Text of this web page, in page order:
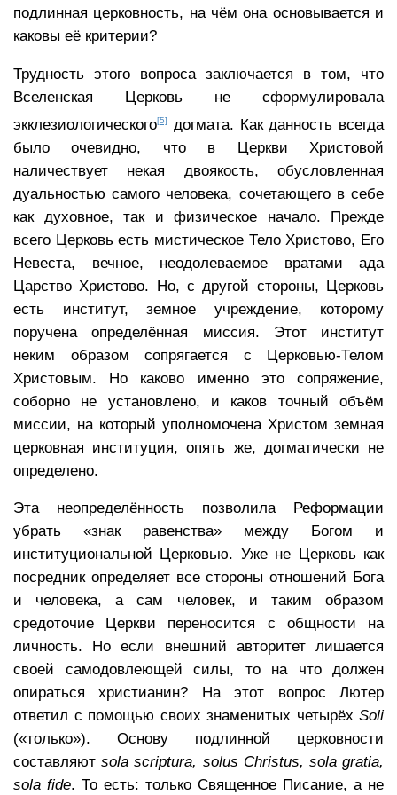
подлинная церковность, на чём она основывается и
каковы её критерии?
Трудность этого вопроса заключается в том, что
Вселенская Церковь не сформулировала
экклезиологического[5]
догмата. Как данность всегда
было очевидно, что в Церкви Христовой
наличествует некая двоякость, обусловленная
дуальностью самого человека, сочетающего в себе
как духовное, так и физическое начало. Прежде
всего Церковь есть мистическое Тело Христово, Его
Невеста, вечное, неодолеваемое вратами ада
Царство Христово. Но, с другой стороны, Церковь
есть институт, земное учреждение, которому
поручена определённая миссия. Этот институт
неким образом сопрягается с Церковью-Телом
Христовым. Но каково именно это сопряжение,
соборно не установлено, и каков точный объём
миссии, на который уполномочена Христом земная
церковная институция, опять же, догматически не
определено.
Эта неопределённость позволила Реформации
убрать «знак равенства» между Богом и
институциональной Церковью. Уже не Церковь как
посредник определяет все стороны отношений Бога
и человека, а сам человек, и таким образом
средоточие Церкви переносится с общности на
личность. Но если внешний авторитет лишается
своей самодовлеющей силы, то на что должен
опираться христианин? На этот вопрос Лютер
ответил с помощью своих знаменитых четырёх Soli
(«только»). Основу подлинной церковности
составляютsola scriptura, solus Christus, sola gratia,
sola fide. То есть: только Священное Писание, а не